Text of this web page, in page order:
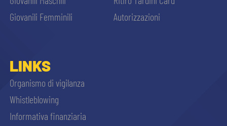
Giovanili Femminili
Autorizzazioni
LINKS
Organismo di vigilanza
Whistleblowing
Informativa finanziaria